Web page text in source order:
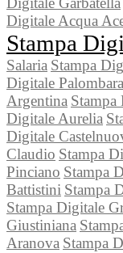
Digitale Acqua
Stampa
Salaria Stampa
Digitale
Argentina
Digitale Aurelia
Digitale
Claudio Stampa
Pinciano Stampa
Battistini Stampa
Stampa Digitale
Giustiniana
Aranova Stampa